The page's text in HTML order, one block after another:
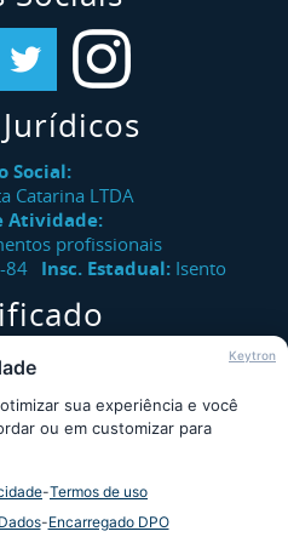
Social:
Catarina LTDA
Atividade:
profissionais
84 Insc. Estadual: Isento
de certificados emitidos pelo
Catarina.
Catarina © - Todos os direitos
Keytron
sua experiência e você
ou em customizar para
-Termos de uso
-Encarregado DPO